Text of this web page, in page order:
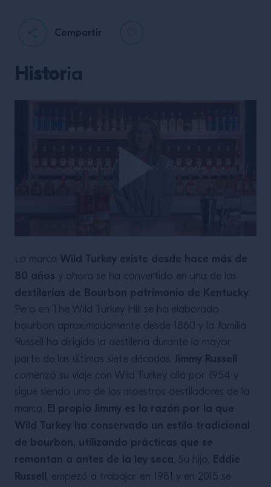
Coctelería
LEER MÁS
Compartir
Historia
La marca Wild Turkey existe desde hace más de
80 años y ahora se ha convertido en una de las
destilerías de Bourbon patrimonio de Kentucky.
Pero en The Wild Turkey Hill se ha elaborado
bourbon aproximadamente desde 1860 y la familia
Russell ha dirigido la destilería durante la mayor
parte de las últimas siete décadas. Jimmy Russell
comenzó su viaje con Wild Turkey allá por 1954 y
sigue siendo uno de los maestros destiladores de la
marca. El propio Jimmy es la razón por la que
Wild Turkey ha conservado un estilo tradicional
de bourbon, utilizando prácticas que se
remontan a antes de la ley seca. Su hijo, Eddie
Russell , empezó a trabajar en 1981 y en 2015 se